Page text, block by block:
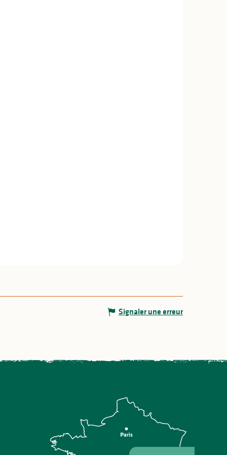
Signaler une erreur